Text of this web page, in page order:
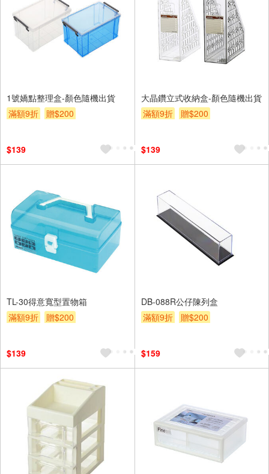
1號嬌點整理盒-顏色隨機出貨
滿額9折
贈$200
$139
大晶鑽立式收納盒-顏色隨機出貨
滿額9折
贈$200
$139
TL-30得意寬型置物箱
滿額9折
贈$200
$139
DB-088R公仔陳列盒
滿額9折
贈$200
$159